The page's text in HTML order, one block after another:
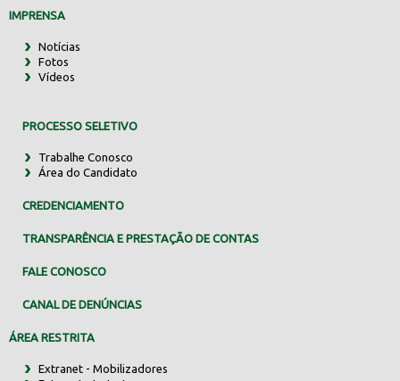
IMPRENSA
Notícias
Fotos
Vídeos
PROCESSO SELETIVO
Trabalhe Conosco
Área do Candidato
CREDENCIAMENTO
TRANSPARÊNCIA E PRESTAÇÃO DE CONTAS
FALE CONOSCO
CANAL DE DENÚNCIAS
ÁREA RESTRITA
Extranet - Mobilizadores